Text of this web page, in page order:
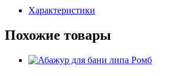
сауны,
ванной,
100
мл
Характеристики
Похожие товары